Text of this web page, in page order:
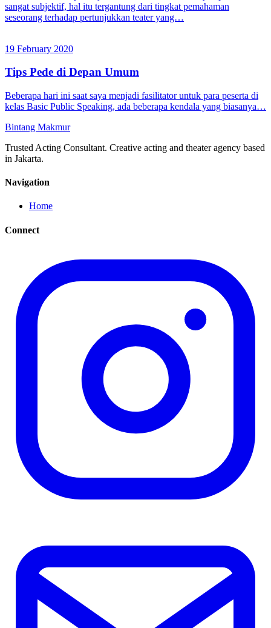
sangat subjektif, hal itu tergantung dari tingkat pemahaman
seseorang terhadap pertunjukkan teater yang…
19 February 2020
Tips Pede di Depan Umum
Beberapa hari ini saat saya menjadi fasilitator untuk para peserta di
kelas Basic Public Speaking, ada beberapa kendala yang biasanya…
Bintang Makmur
Trusted Acting Consultant. Creative acting and theater agency based
in Jakarta.
Navigation
Home
Connect